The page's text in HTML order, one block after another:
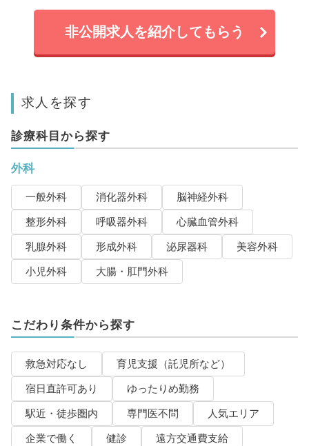
非公開求人を紹介してもらう
求人を探す
診療科目から探す
外科
一般外科 消化器外科
脳神経外科
整形外科
呼吸器外科
心臓血管外科
乳腺外科
形成外科 泌尿器科
美容外科
小児外科
大腸・肛門外科
こだわり条件から探す
救急対応なし
育児支援（託児所など）
宿日直許可あり
ゆったりめ勤務
駅近・徒歩圏内
専門医不問
人気エリア
企業で働く
健診
遠方交通費支給